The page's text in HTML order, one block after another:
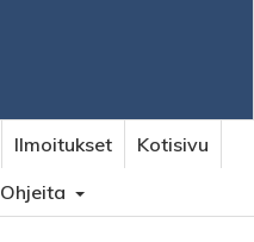
Ilmoitukset
Kotisivu
Ohjeita